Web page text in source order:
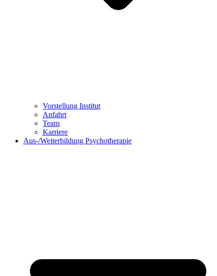
Vorstellung Institut
Anfahrt
Team
Karriere
Aus-/Weiterbildung Psychotherapie